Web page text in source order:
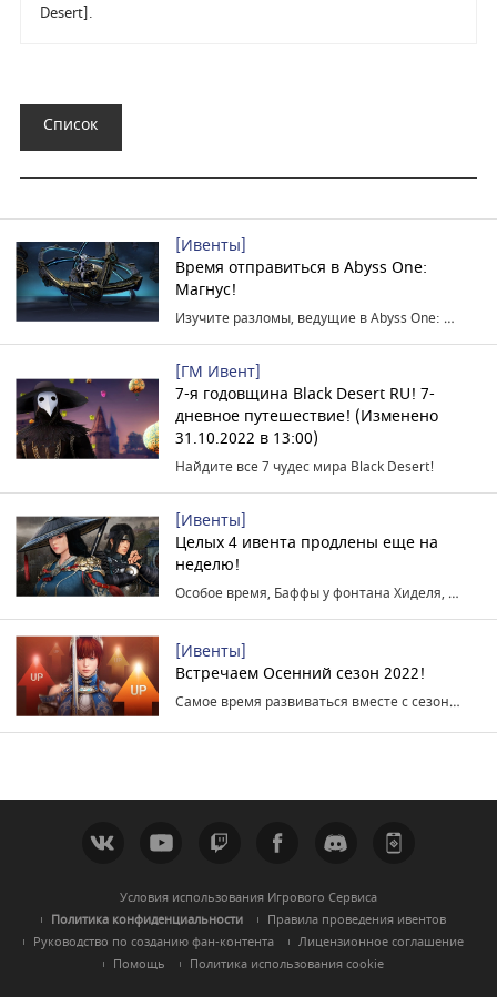
Desert].
Список
[Ивенты]
Время отправиться в Abyss One:
Магнус!
Изучите разломы, ведущие в Abyss One: Магнус.
[ГМ Ивент]
7-я годовщина Black Desert RU! 7-
дневное путешествие! (Изменено
31.10.2022 в 13:00)
Найдите все 7 чудес мира Black Desert!
[Ивенты]
Целых 4 ивента продлены еще на
неделю!
Особое время, Баффы у фонтана Хиделя, больше локаций для охоты и шансов получения Сердца босса!
[Ивенты]
Встречаем Осенний сезон 2022!
Самое время развиваться вместе с сезонным персонажем!
Условия использования Игрового Сервиса
Политика конфиденциальности
Правила проведения ивентов
Руководство по созданию фан-контента
Лицензионное соглашение
Помощь
Политика использования cookie